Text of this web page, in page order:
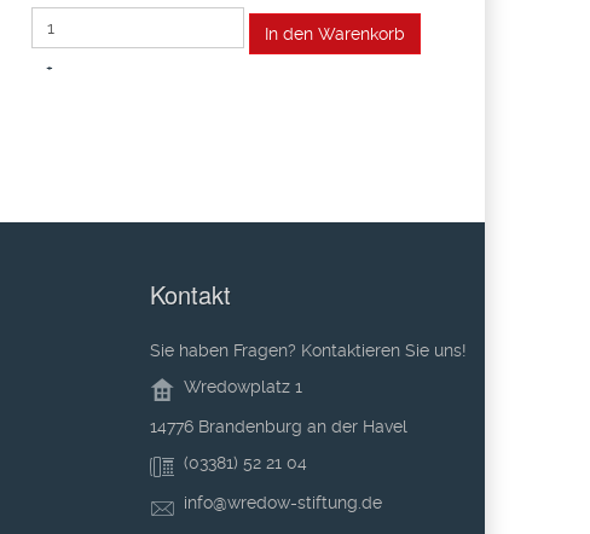
+
Kontakt
Sie haben Fragen? Kontaktieren Sie uns!
Wredowplatz 1
14776 Brandenburg an der Havel
(03381) 52 21 04
info@wredow-stiftung.de